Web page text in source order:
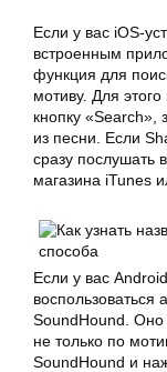
Если у вас iOS-
встроенным
функция для
мотиву. Для
кнопку «Search»,
из песни. Если
сразу послушать
магазина iTunes
Если у вас
SoundHound. Оно
не только по
SoundHound и